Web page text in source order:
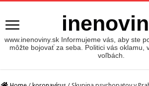
www.inenoviny.sk Informujeme vás, aby ste
môžte bojovať za seba. Politici vás oklamu,
voľbách.